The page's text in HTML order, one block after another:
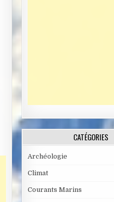
CATÉGORIES
Archéologie
Climat
Courants Marins